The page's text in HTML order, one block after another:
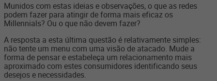
Munidos com estas ideias e observações, o que as redes
podem fazer para atingir de forma mais eficaz os
Millennials? Ou o que não devem fazer?
A resposta a esta última questão é relativamente simples:
não tente um menu com uma visão de atacado. Mude a
forma de pensar e estabeleça um relacionamento mais
aproximado com estes consumidores identificando seus
desejos e necessidades.